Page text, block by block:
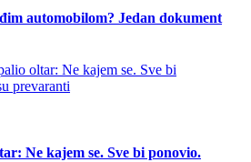
automobilom? Jedan dokument
Ne kajem se. Sve bi ponovio.